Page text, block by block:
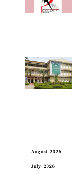
August 2026
July 2026